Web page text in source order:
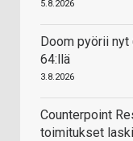
5.8.2026
Doom pyörii
64:llä
3.8.2026
Counterpoint
toimitukset